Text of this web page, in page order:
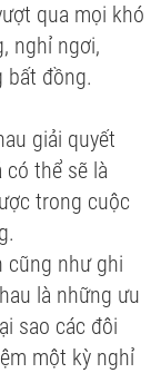
qua mọi khó
nghỉ ngơi,
bất đồng.
giải quyết
có thể sẽ là
trong cuộc
cũng như ghi
là những ưu
sao các đôi
một kỳ nghỉ